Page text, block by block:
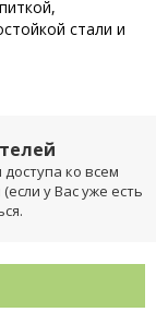
стали и
ко всем
у Вас уже есть